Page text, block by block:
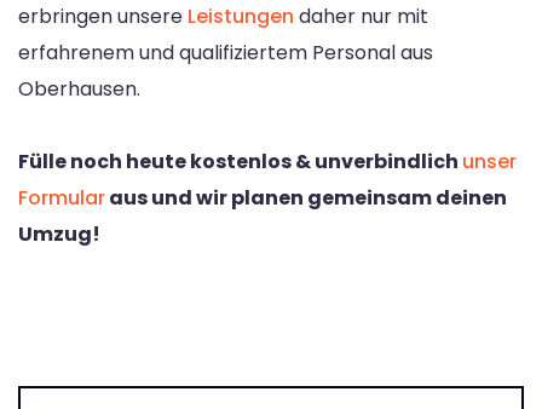
erbringen unsere Leistungen daher nur mit
erfahrenem und qualifiziertem Personal aus
Oberhausen.
Fülle noch heute kostenlos & unverbindlich unser
Formularaus und wir planen gemeinsam deinen
Umzug!